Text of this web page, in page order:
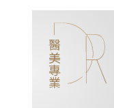
醫美專業